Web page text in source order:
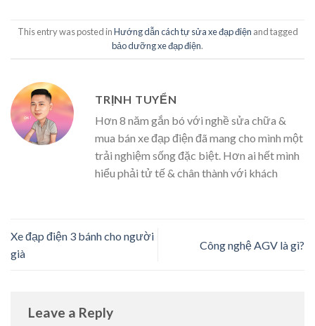
This entry was posted inHướng dẫn cách tự sửa xe đạp điện and tagged
bảo dưỡng xe đạp điện.
TRỊNH TUYỂN
Hơn 8 năm gắn bó với nghề sửa chữa &
mua bán xe đạp điện đã mang cho mình một
trải nghiệm sống đặc biệt. Hơn ai hết mình
hiểu phải tử tế & chân thành với khách
Xe đạp điện 3 bánh cho người
già
Công nghệ AGV là gì?
Leave a Reply